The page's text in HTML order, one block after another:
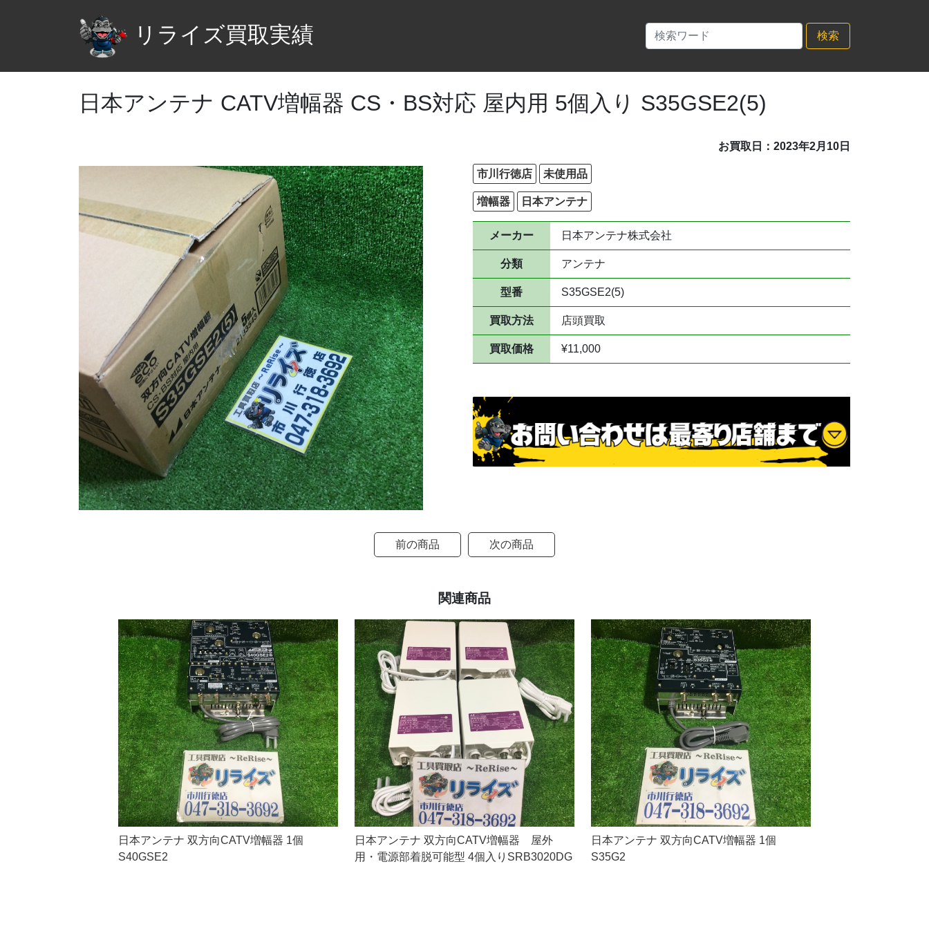
リライズ買取実績 検索
日本アンテナ CATV増幅器 CS・BS対応 屋内用 5個入り S35GSE2(5)
お買取日：2023年2月10日
市川行徳店 未使用品
増幅器 日本アンテナ
メーカー 日本アンテナ株式会社
分類 アンテナ
型番 S35GSE2(5)
買取方法 店頭買取
買取価格 ¥11,000
前の商品 次の商品
関連商品
日本アンテナ 双方向CATV増幅器 1個
S40GSE2
日本アンテナ 双方向CATV増幅器 屋外
用・電源部着脱可能型 4個入りSRB3020DG
日本アンテナ 双方向CATV増幅器 1個
S35G2